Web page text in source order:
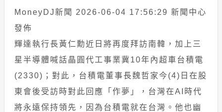
MoneyDJ新聞 2026-06-04 17:56:29 新聞中心
發佈
輝達執行長黃仁勳近日將再度拜訪南韓，加上三
星半導體喊話晶圓代工事業冀10年內超車台積電
(2330)；對此，台積電董事長魏哲家今(4)日在股
東會後受訪時對此回應「作夢」，台灣在AI時代
將永遠保持領先，因為台積電就在台灣。他也幽